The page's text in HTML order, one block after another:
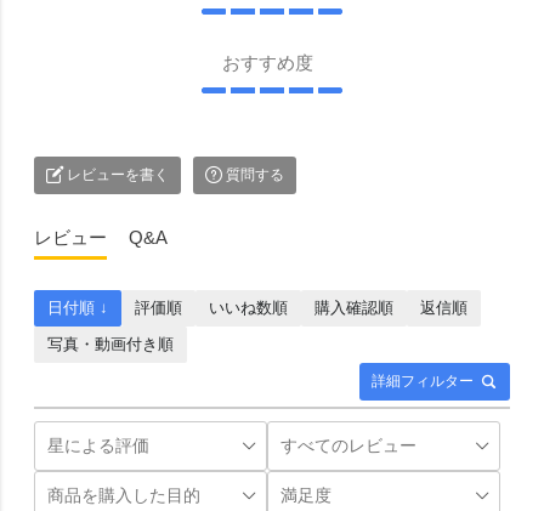
おすすめ度
レビューを書く 質問する
レビュー Q&A
詳細フィルター
日付順 ↓ 評価順 いいね数順 購入確認順
返信順
写真・動画付き順